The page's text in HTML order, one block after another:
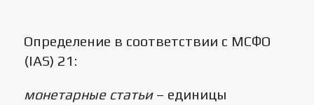
Определение в соответствии с МСФО
(IAS) 21:
монетарные статьи– единицы